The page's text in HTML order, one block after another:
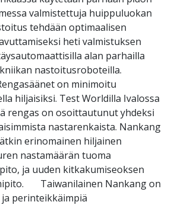
valmistettuja huippuluokan
tehdään optimaalisen
heti valmistuksen
alan parhailla
nastoitusroboteilla.
on minimoitu
hiljaisiksi. Test Worldilla Ivalossa
rengas on osoittautunut yhdeksi
nastarenkaista. Nankang
erinomainen hiljainen
nastamäärän tuoma
ja uuden kitkakumiseoksen
Taiwanilainen Nankang on
perinteikkäimpiä